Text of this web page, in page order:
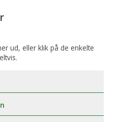
ud, eller klik på de enkelte